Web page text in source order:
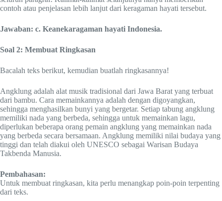
contoh atau penjelasan lebih lanjut dari keragaman hayati tersebut.
Jawaban: c. Keanekaragaman hayati Indonesia.
Soal 2: Membuat Ringkasan
Bacalah teks berikut, kemudian buatlah ringkasannya!
Angklung adalah alat musik tradisional dari Jawa Barat yang terbuat
dari bambu. Cara memainkannya adalah dengan digoyangkan,
sehingga menghasilkan bunyi yang bergetar. Setiap tabung angklung
memiliki nada yang berbeda, sehingga untuk memainkan lagu,
diperlukan beberapa orang pemain angklung yang memainkan nada
yang berbeda secara bersamaan. Angklung memiliki nilai budaya yang
tinggi dan telah diakui oleh UNESCO sebagai Warisan Budaya
Takbenda Manusia.
Pembahasan:
Untuk membuat ringkasan, kita perlu menangkap poin-poin terpenting
dari teks.